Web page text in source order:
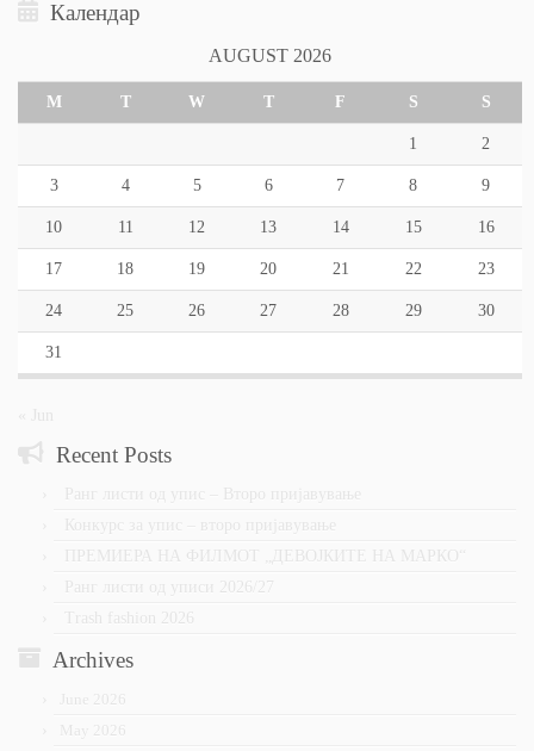
Календар
AUGUST 2026
M T W T F S S
1 2
3 4 5 6 7 8 9
10 11 12 13 14 15 16
17 18 19 20 21 22 23
24 25 26 27 28 29 30
31
Recent Posts
Конкурс за упис – второ пријавување
ПРЕМИЕРА НА ФИЛМОТ „ДЕВОЈКИТЕ НА МАРКО“
Ранг листи од уписи 2026/27
Trash fashion 2026
Archives
June 2026
May 2026